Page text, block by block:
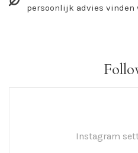
persoonlijk advies
Instagram